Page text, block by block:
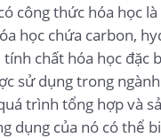
công thức hóa học là
học chứa carbon,
chất hóa học đặc
sử dụng trong
trình tổng hợp và
dụng của nó có thể